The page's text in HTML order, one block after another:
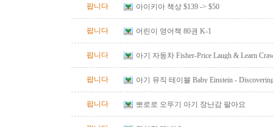
팝니다 아이키아 책상 $139 -> $50
팝니다 어린이 영어책 80권 K-1
팝니다
아기 자동차 Fisher-Price Laugh & Learn
팝니다
아기 뮤직 테이블 Baby Einstein -
팝니다
뽀로로 오뚜기 아기 장난감 팔아요